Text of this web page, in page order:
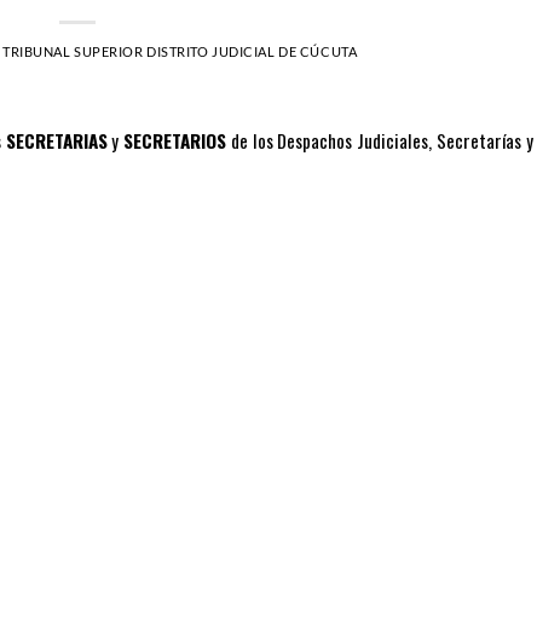
TRIBUNAL SUPERIOR DISTRITO JUDICIAL DE CÚCUTA
SECRETARIASy SECRETARIOS de los Despachos Judiciales, Secretarías y